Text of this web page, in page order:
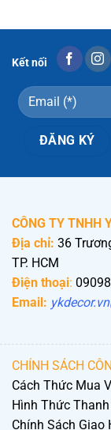
Kết nối
CÔNG TY TNHH
Địa chỉ: 36
TP. HCM
Điện thoại:
Email:
CHÍNH SÁCH
Cách Thức Mua
Hình Thức
Chính Sách Giao